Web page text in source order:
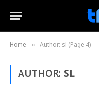
Home » Author: sl (Page 4)
AUTHOR: SL